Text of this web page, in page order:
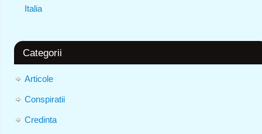
Italia
Categorii
Articole
Conspiratii
Credinta